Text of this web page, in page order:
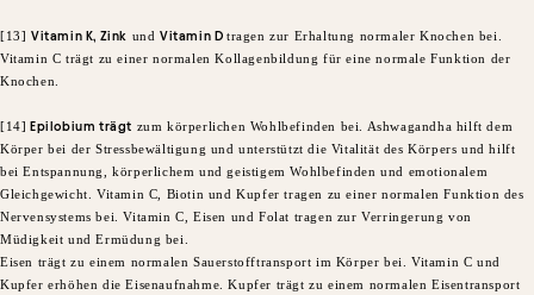
[13] Vitamin K, Zink und Vitamin D tragen zur Erhaltung normaler Knochen bei.
Vitamin C trägt zu einer normalen Kollagenbildung für eine normale Funktion der
Knochen.
[14] Epilobium trägt zum körperlichen Wohlbefinden bei. Ashwagandha hilft dem
Körper bei der Stressbewältigung und unterstützt die Vitalität des Körpers und hilft
bei Entspannung, körperlichem und geistigem Wohlbefinden und emotionalem
Gleichgewicht. Vitamin C, Biotin und Kupfer tragen zu einer normalen Funktion des
Nervensystems bei. Vitamin C, Eisen und Folat tragen zur Verringerung von
Müdigkeit und Ermüdung bei.
Eisen trägt zu einem normalen Sauerstofftransport im Körper bei. Vitamin C und
Kupfer erhöhen die Eisenaufnahme. Kupfer trägt zu einem normalen Eisentransport